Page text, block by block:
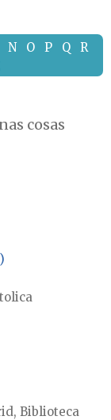
N O P Q
R
cosas
Biblioteca